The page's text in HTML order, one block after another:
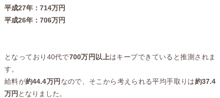
平成27年：714万円
平成26年：706万円
となっており40代で700万円以上はキープできていると推測されま
す。
給料が約44.4万円 なので、そこから考えられる平均手取りは約37.4
万円 となりました。